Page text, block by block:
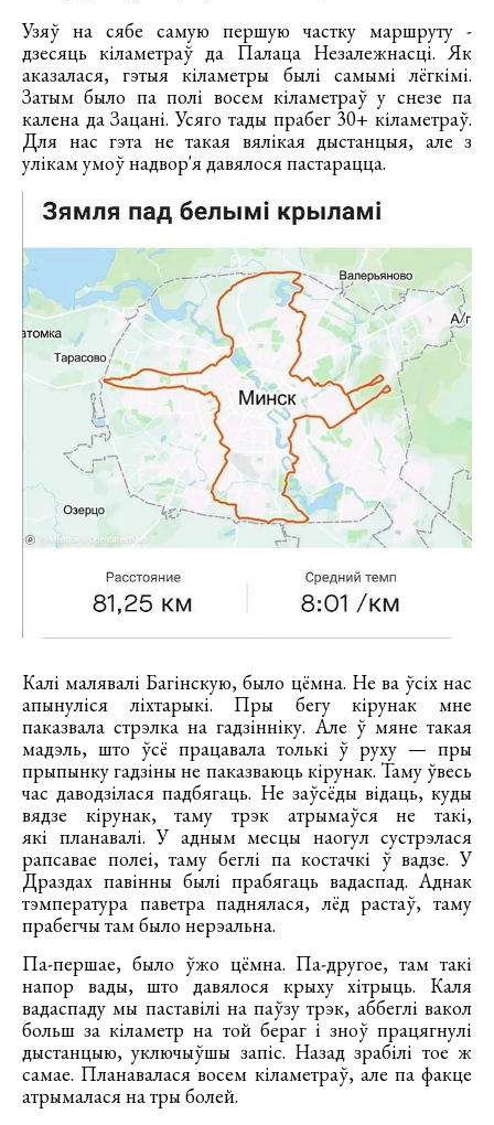
Узяў на сябе самую першую частку маршруту -
дзесяць кіламетраў да Палаца Незалежнасці. Як
аказалася, гэтыя кіламетры былі самымі лёгкімі.
Затым было па полі восем кіламетраў у снезе па
калена да Зацані. Усяго тады прабег 30+ кіламетраў.
Для нас гэта не такая вялікая дыстанцыя, але з
улікам умоў надвор'я давялося пастарацца.
Калі малявалі Багінскую, было цёмна. Не ва ўсіх нас
апынуліся ліхтарыкі. Пры бегу кірунак мне
паказвала стрэлка на гадзінніку. Але ў мяне такая
мадэль, што ўсё працавала толькі ў руху — пры
прыпынку гадзіны не паказваюць кірунак. Таму ўвесь
час даводзілася падбягаць. Не заўсёды відаць, куды
вядзе кірунак, таму трэк атрымаўся не такі,
які планавалі. У адным месцы наогул сустрэлася
рапсавае полеі, таму беглі па костачкі ў вадзе. У
Драздах павінны былі прабягаць вадаспад. Аднак
тэмпература паветра паднялася, лёд растаў, таму
прабегчы там было нерэальна.
Па-першае, было ўжо цёмна. Па-другое, там такі
напор вады, што давялося крыху хітрыць. Каля
вадаспаду мы паставілі на паўзу трэк, аббеглі вакол
больш за кіламетр на той бераг і зноў працягнулі
дыстанцыю, уключыўшы запіс. Назад зрабілі тое ж
самае. Планавалася восем кіламетраў, але па факце
атрымалася на тры болей.